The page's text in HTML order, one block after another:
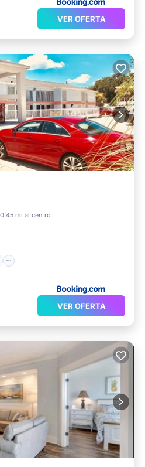
VER OFERTA
0.45 mi al centro
Piscina
Vistas
VER OFERTA